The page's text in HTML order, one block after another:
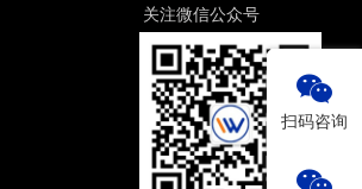
关注微信公众号
扫码咨询